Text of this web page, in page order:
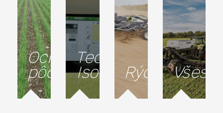
Ochrana
pôdy
Technológia
IsobusRýchlosť